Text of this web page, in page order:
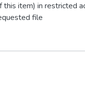
item) in restricted
file